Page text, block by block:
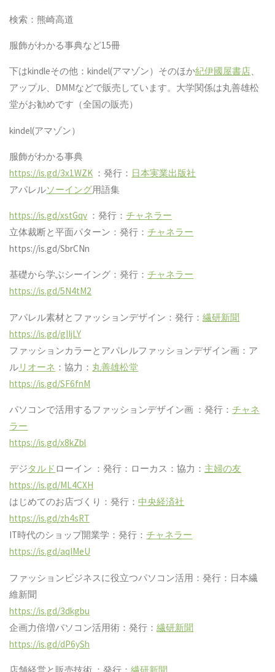
検索：熊崎高道
服飾がわかる事典など15冊
下はkindleその他：kindel(アマゾン）そのほか紀伊國屋書店、
アップル、DMMなどで販売しています。大学関係は丸善雄松
堂がお勧めです（全国の販売）
kindel(アマゾン）
服飾がわかる事典
https://is.gd/3x1WZK ：発行： 日本実業出版社
アパレルソーイング用語集
https://is.gd/xstGqv ：発行：チャネラー
立体裁断と平面パターン：発行：チャネラー
https://is.gd/SbrCNn
基礎から学ぶシーイング：発行：チャネラー
https://is.gd/5N4tM2
アパレル素材とファッションデザイン：発行：繊研新聞
https://is.gd/gIIjLY
ファッションカラーとアパレルファッションデザイン画：ア
ルリオーネ ：協力： 丸善雄松堂
https://is.gd/SF6fnM
パソコンで活用するファッションデザイン画 ：発行：チャネ
ラー
https://is.gd/x8kZbl
デジタルド ローイン ：発行：ローカス：協力： 主婦の友
https://is.gd/ML4CXH
はじめてのお店づくり：発行：中央経済社
https://is.gd/zh4sRT
IT時代のショップ開業学：発行：チャネラー
https://is.gd/aqIMeU
ファッションビジネスに役立つパソコン活用：発行：日本繊
維新聞
https://is.gd/3dkgbu
企画力倍増パソコン活用術：発行：繊研新聞
https://is.gd/dP6ySh